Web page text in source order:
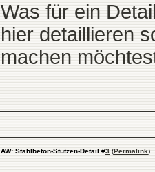
Was für ein
hier detaillieren
machen
AW: Stahlbeton-Stützen-Detail #3 (Permalink)